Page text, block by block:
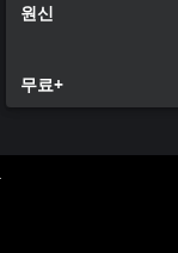
원신
무료+